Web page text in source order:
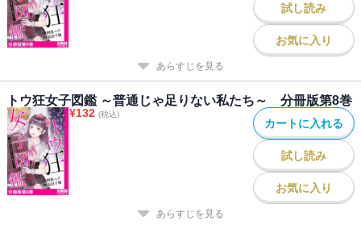
試し読み
お気に入り
あらすじを見る
トウ狂女子図鑑 ～普通じゃ足りない私たち～ 分冊版第8巻
¥132 (税込)
カートに入れる
試し読み
お気に入り
あらすじを見る